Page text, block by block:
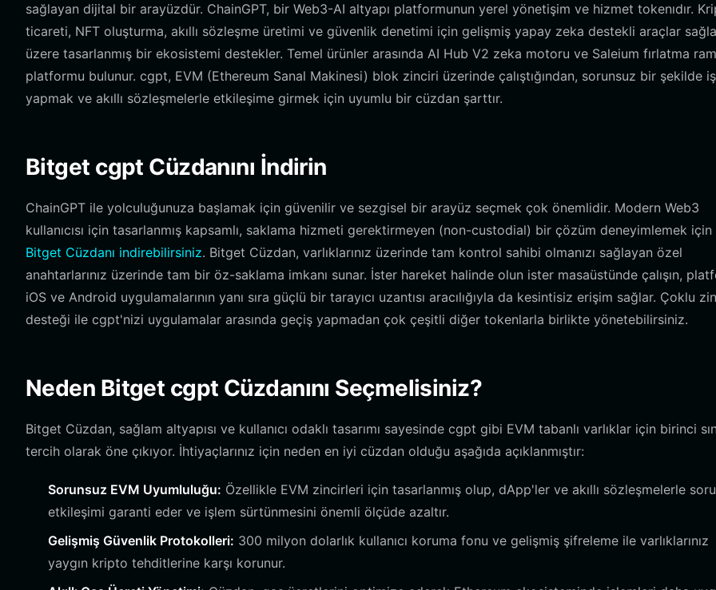
sağlayan dijital bir arayüzdür. ChainGPT, bir Web3-AI altyapı platformunun yerel yönetişim ve hizmet tokenıdır.
ticareti, NFT oluşturma, akıllı sözleşme üretimi ve güvenlik denetimi için gelişmiş yapay zeka destekli araçlar
üzere tasarlanmış bir ekosistemi destekler. Temel ürünler arasında AI Hub V2 zeka motoru ve Saleium fırlatma
platformu bulunur. cgpt, EVM (Ethereum Sanal Makinesi) blok zinciri üzerinde çalıştığından, sorunsuz bir şekilde
yapmak ve akıllı sözleşmelerle etkileşime girmek için uyumlu bir cüzdan şarttır.
Bitget cgpt Cüzdanını İndirin
ChainGPT ile yolculuğunuza başlamak için güvenilir ve sezgisel bir arayüz seçmek çok önemlidir. Modern Web3
kullanıcısı için tasarlanmış kapsamlı, saklama hizmeti gerektirmeyen (non-custodial) bir çözüm deneyimlemek için
Bitget Cüzdanı indirebilirsiniz. Bitget Cüzdan, varlıklarınız üzerinde tam kontrol sahibi olmanızı sağlayan özel
anahtarlarınız üzerinde tam bir öz-saklama imkanı sunar. İster hareket halinde olun ister masaüstünde çalışın,
iOS ve Android uygulamalarının yanı sıra güçlü bir tarayıcı uzantısı aracılığıyla da kesintisiz erişim sağlar. Çoklu
desteği ile cgpt'nizi uygulamalar arasında geçiş yapmadan çok çeşitli diğer tokenlarla birlikte yönetebilirsiniz.
Neden Bitget cgpt Cüzdanını Seçmelisiniz?
Bitget Cüzdan, sağlam altyapısı ve kullanıcı odaklı tasarımı sayesinde cgpt gibi EVM tabanlı varlıklar için birinci
tercih olarak öne çıkıyor. İhtiyaçlarınız için neden en iyi cüzdan olduğu aşağıda açıklanmıştır:
Sorunsuz EVM Uyumluluğu: Özellikle EVM zincirleri için tasarlanmış olup, dApp'ler ve akıllı sözleşmelerle
etkileşimi garanti eder ve işlem sürtünmesini önemli ölçüde azaltır.
Gelişmiş Güvenlik Protokolleri: 300 milyon dolarlık kullanıcı koruma fonu ve gelişmiş şifreleme ile varlıklarınız
yaygın kripto tehditlerine karşı korunur.